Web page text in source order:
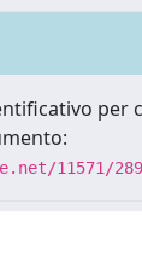
per
11571/